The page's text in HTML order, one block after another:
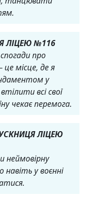
ЛІЦЕЮ №116
про
місце, де я
у
всі свої
чекає перемога.
ЛІЦЕЮ
неймовірну
у воєнні